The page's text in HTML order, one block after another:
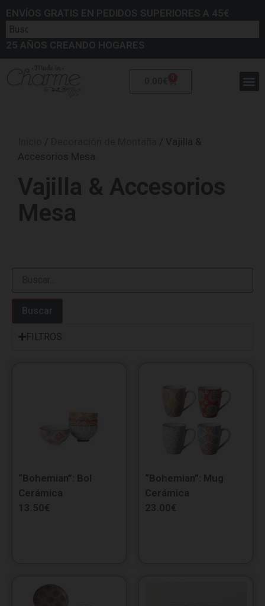
ENVÍOS GRATIS EN PEDIDOS SUPERIORES A 45€
25 AÑOS CREANDO HOGARES
/
/ Vajilla &
Accesorios Mesa
Vajilla & Accesorios
Mesa
Buscar
FILTROS
“Bohemian”: Bol
Cerámica
13.50€
“Bohemian”: Mug
Cerámica
23.00€